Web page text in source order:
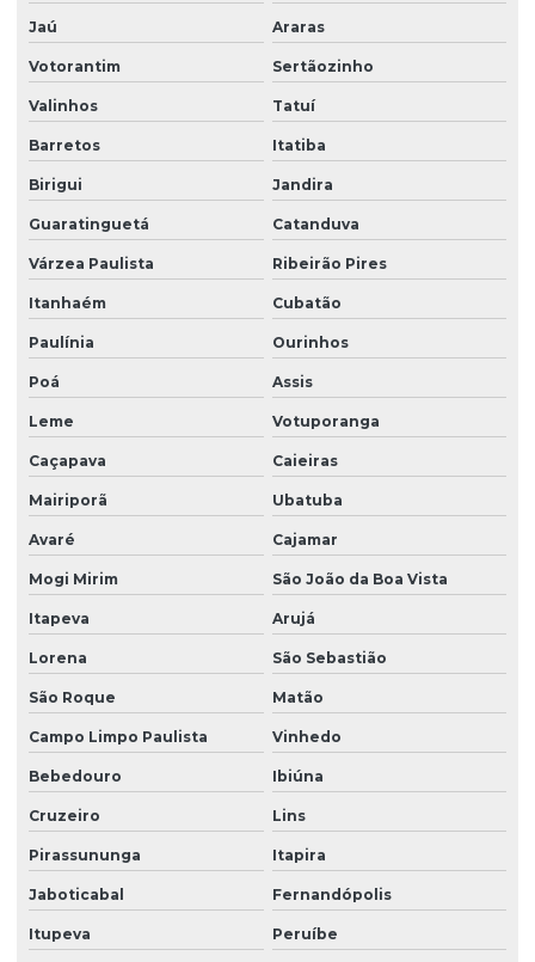
Facilities condominio
Facilities limpeza
Facilities serviços
Facilities terceirização
Facility comercial
Facility limpeza e conservação
Facility services limpeza
Facility serviços terceirizados
Facility terceirizacao de mao de obra
Firma de limpeza terceirizada
Lavadora de piso para galpão
Lavagem de vidros e fachadas
Limpeza e conservação terceirizada
Limpeza conservação e zeladoria
Limpeza empresarial terceirizada
Limpeza escritorio terceirizada
Limpeza de fachada comercial
Limpeza de fachada com hidrojateamento
Jaú Araras
Votorantim Sertãozinho
Valinhos Tatuí
Barretos Itatiba
Birigui Jandira
Guaratinguetá Catanduva
Várzea Paulista Ribeirão Pires
Itanhaém Cubatão
Paulínia Ourinhos
Poá Assis
Leme Votuporanga
Caçapava Caieiras
Mairiporã Ubatuba
Avaré Cajamar
Mogi Mirim São João da Boa Vista
Itapeva Arujá
Lorena São Sebastião
São Roque Matão
Campo Limpo Paulista Vinhedo
Bebedouro Ibiúna
Cruzeiro Lins
Pirassununga Itapira
Jaboticabal Fernandópolis
Itupeva Peruíbe